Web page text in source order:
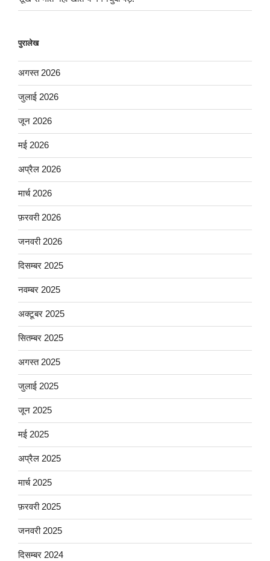
पुरालेख
अगस्त 2026
जुलाई 2026
जून 2026
मई 2026
अप्रैल 2026
मार्च 2026
फ़रवरी 2026
जनवरी 2026
दिसम्बर 2025
नवम्बर 2025
अक्टूबर 2025
सितम्बर 2025
अगस्त 2025
जुलाई 2025
जून 2025
मई 2025
अप्रैल 2025
मार्च 2025
फ़रवरी 2025
जनवरी 2025
दिसम्बर 2024